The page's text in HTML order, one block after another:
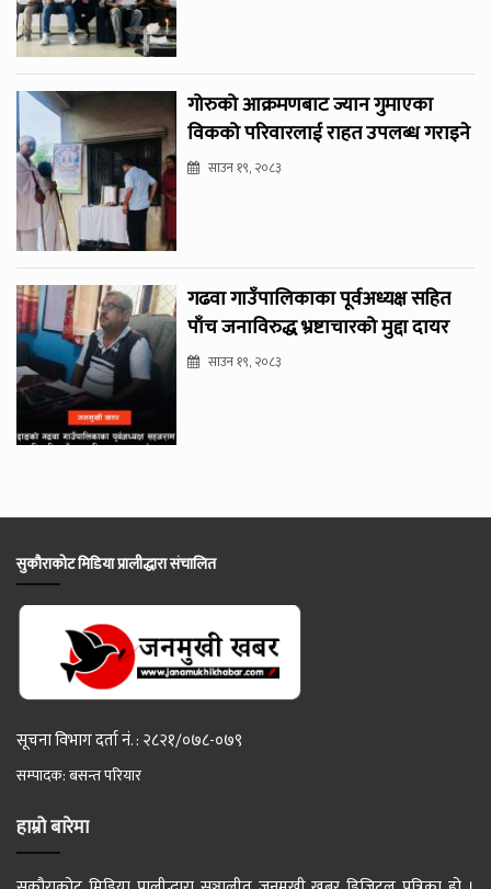
गोरुको आक्रमणबाट ज्यान गुमाएका
विकको परिवारलाई राहत उपलब्ध गराइने
साउन १९, २०८३
गढवा गाउँपालिकाका पूर्वअध्यक्ष सहित
पाँच जनाविरुद्ध भ्रष्टाचारको मुद्दा दायर
साउन १९, २०८३
सुकौराकोट मिडिया प्रालीद्धारा संचालित
सूचना विभाग दर्ता नं. : २८२१/०७८-०७९
सम्पादक: बसन्त परियार
हाम्रो बारेमा